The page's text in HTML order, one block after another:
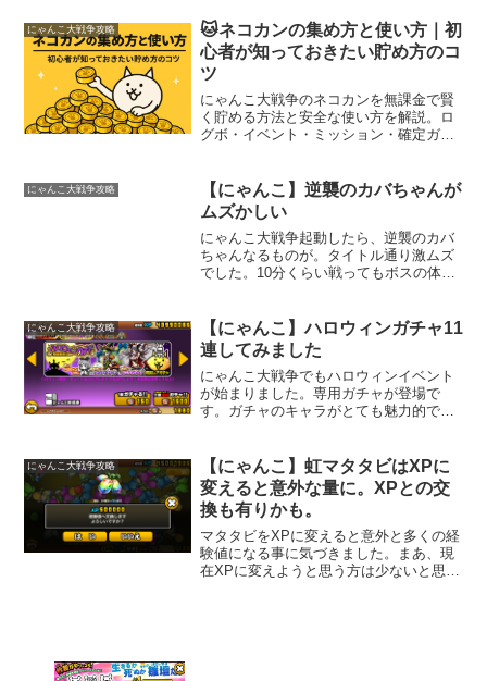
値が616,200で、ドロップ経験値が
530,00...
にゃんこ大戦争攻略
🐱ネコカンの集め方と使い方｜初
心者が知っておきたい貯め方のコ
ツ
にゃんこ大戦争のネコカンを無課金で賢
く貯める方法と安全な使い方を解説。ロ
グボ・イベント・ミッション・確定ガチ
にゃんこ大戦争攻略
【にゃんこ】逆襲のカバちゃんが
ムズかしい
にゃんこ大戦争起動したら、逆襲のカバ
ちゃんなるものが。タイトル通り激ムズ
でした。10分くらい戦ってもボスの体力
減ってなくてビックリ。）どうやって倒
すのかな。私には勝て...
にゃんこ大戦争攻略
【にゃんこ】ハロウィンガチャ11
連してみました
にゃんこ大戦争でもハロウィンイベント
が始まりました。専用ガチャが登場で
す。ガチャのキャラがとても魅力的で
（笑）。「デビルサンディア」が欲し
い。11連やってしまいました。結果を...
にゃんこ大戦争攻略
【にゃんこ】虹マタタビはXPに
変えると意外な量に。XPとの交
換も有りかも。
マタタビをXPに変えると意外と多くの経
験値になる事に気づきました。まあ、現
在XPに変えようと思う方は少ないと思い